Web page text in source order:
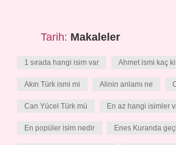
Tarih: Makaleler
1 sırada hangi isim var Ahmet ismi kaç
Akın Türk ismi mi Alinin anlamı ne
Can Yücel Türk mü En az hangi isimler
En popüler isim nedir Enes Kuranda